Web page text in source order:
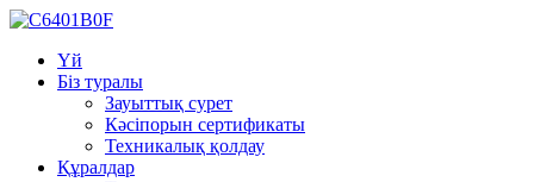
Үй
Біз туралы
Зауыттық сурет
Кәсіпорын сертификаты
Техникалық қолдау
Құралдар